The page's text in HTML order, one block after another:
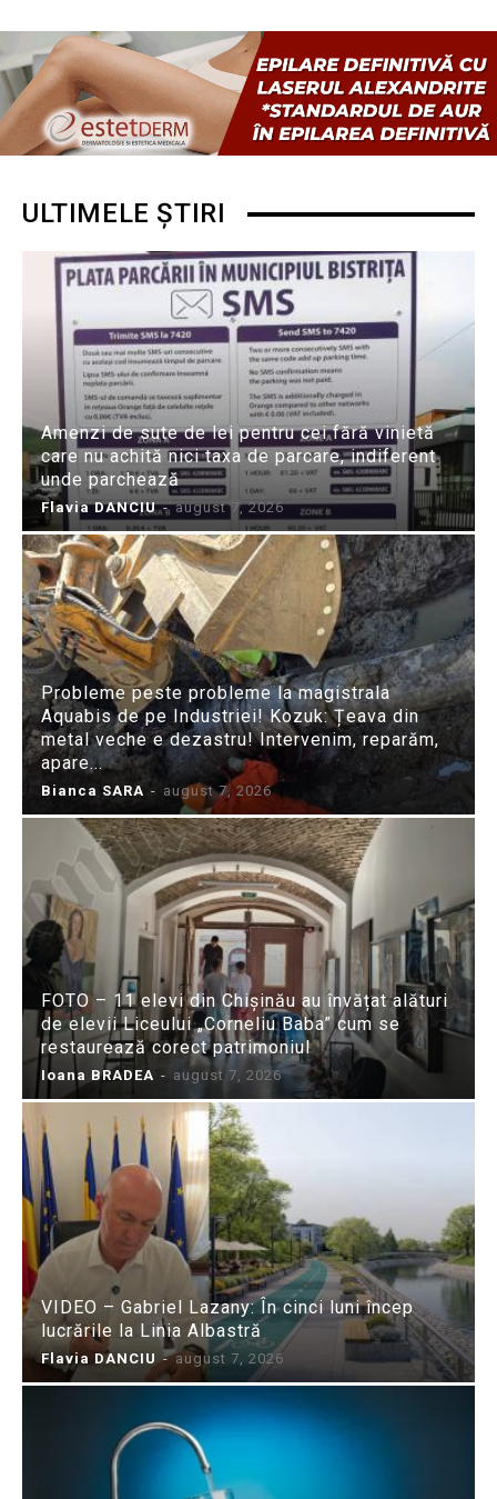
ULTIMELE ȘTIRI
Amenzi de sute de lei pentru cei fără vinietă
care nu achită nici taxa de parcare, indiferent
unde parchează
Flavia DANCIU - august 7, 2026
Probleme peste probleme la magistrala
Aquabis de pe Industriei! Kozuk: Țeava din
metal veche e dezastru! Intervenim, reparăm,
apare...
Bianca SARA - august 7, 2026
FOTO – 11 elevi din Chișinău au învățat alături
de elevii Liceului „Corneliu Baba” cum se
restaurează corect patrimoniul
Ioana BRADEA - august 7, 2026
VIDEO – Gabriel Lazany: În cinci luni încep
lucrările la Linia Albastră
Flavia DANCIU - august 7, 2026